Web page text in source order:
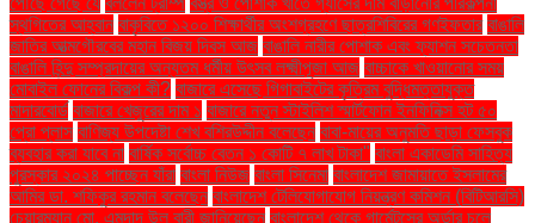
স্থগিতের আহ্বান বাকৃবিতে ১২০০ শিক্ষার্থীর অংশগ্রহণে ছাত্রশিবিরের গণইফতার বাঙালি
জাতির আত্মগৌরবের মহান বিজয় দিবস আজ বাঙালি নারীর পোশাক এবং ফ্যাশন সচেতনতা
বাঙালি হিন্দু সম্প্রদায়ের অন্যতম ধর্মীয় উৎসব লক্ষ্মীপূজা আজ বাচ্চাকে খাওয়ানোর সময়
মোবাইল ফোনের বিকল্প কী? বাজারে এসেছে গিগাবাইটের কৃত্রিম বুদ্ধিমত্তাযুক্ত
মাদারবোর্ড বাজারে খেজুরের দাম ১ বাজারে নতুন স্টাইলিশ স্মার্টফোন ইনফিনিক্স হট ৫০
প্রো প্লাস বাণিজ্য উপদেষ্টা শেখ বশিরউদ্দীন বলেছেন বাবা-মায়ের অনুমতি ছাড়া ফেসবুক
ব্যবহার করা যাবে না বার্ষিক সর্বোচ্চ বেতন ১ কোটি ৭ লাখ টাকা" বাংলা একাডেমি সাহিত্য
পুরস্কার ২০২৪ পাচ্ছেন যাঁরা বাংলা নিউজ বাংলা সিনেমা বাংলাদেশ জামায়াতে ইসলামের
আমির ডা. শফিকুর রহমান বলেছেন বাংলাদেশ টেলিযোগাযোগ নিয়ন্ত্রণ কমিশন (বিটিআরসি)
চেয়ারম্যান মো. এমদাদ উল বারী জানিয়েছেন বাংলাদেশ থেকে গার্মেন্টসের অর্ডার চলে